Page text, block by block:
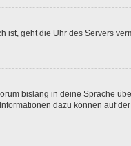
geht die Uhr des Servers
bislang in deine Sprache
dazu können auf